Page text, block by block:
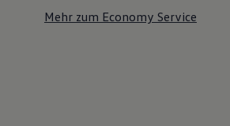
Mehr zum Economy Service